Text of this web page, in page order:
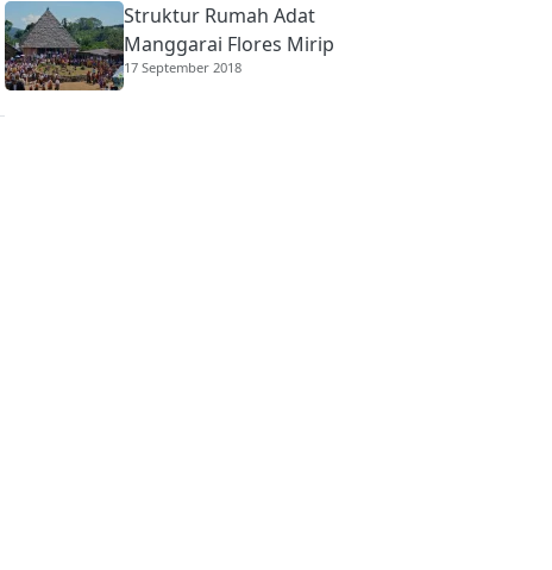
Struktur Rumah Adat
Manggarai Flores Mirip
Rumah Gadang
17 September 2018